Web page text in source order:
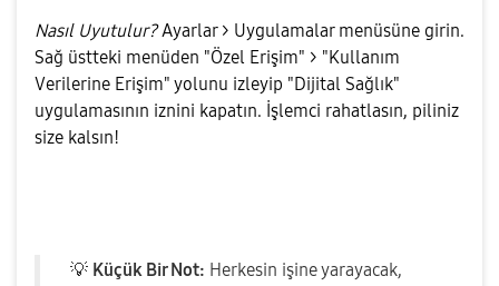
Nasıl Uyutulur?Ayarlar > Uygulamalar menüsüne girin.
Sağ üstteki menüden "Özel Erişim" > "Kullanım
Verilerine Erişim" yolunu izleyip "Dijital Sağlık"
uygulamasının iznini kapatın. İşlemci rahatlasın, piliniz
size kalsın!
💡 Küçük Bir Not: Herkesin işine yarayacak,